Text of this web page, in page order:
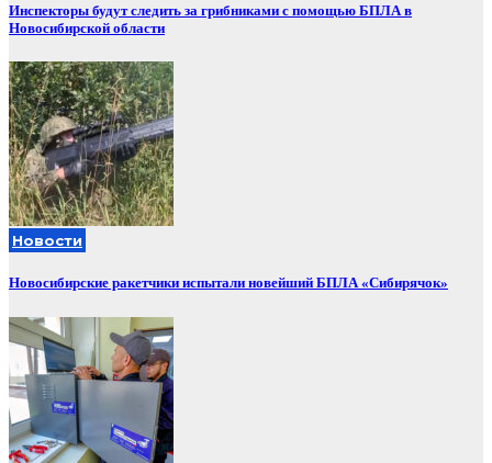
Инспекторы будут следить за грибниками с помощью БПЛА в
Новосибирской области
Новости
Новосибирские ракетчики испытали новейший БПЛА «Сибирячок»